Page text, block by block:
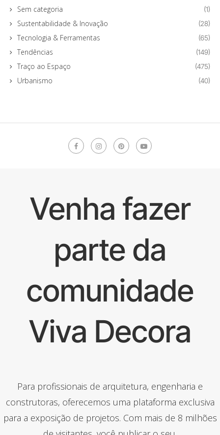
Sem categoria (1)
Sustentabilidade & Inovação (28)
Tecnologia & Ferramentas (65)
Tendências (149)
Traço ao Espaço (475)
Urbanismo (40)
Venha fazer
parte da
comunidade
Viva Decora
Para profissionais de arquitetura, engenharia e
construtoras, oferecemos uma plataforma exclusiva
para a exposição de projetos. Com mais de 8 milhões